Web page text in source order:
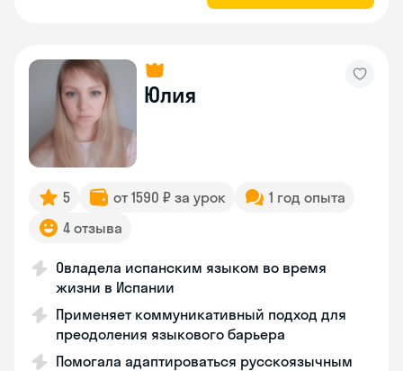
Юлия
5 от 1590 ₽ за урок
1 год опыта
4 отзыва
Овладела испанским языком во время
жизни в Испании
Применяет коммуникативный подход для
преодоления языкового барьера
Помогала адаптироваться русскоязычным